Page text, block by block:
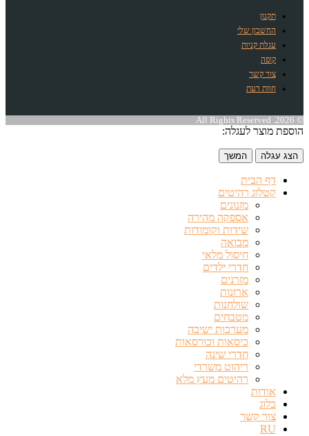
תקנון
החשבון שלי
עגלת קניות
קופה
צור קשר
חוות דעת
© 2026. All Rights Reserved
הוספת מוצר לעגלה:
הצג עגלה המשך
דף הבית
קטלוג רהיטים
מזנונים
אספקה מהירה
שידות וקומודות
מבואה
חיסול מלאי
חדרי ילדים
מזרנים
ארונות
שולחנות
מטבחים
מערכות ישיבה
כיסאות וכורסאות
חדרי שינה
ריהוט משרדי
רהיטים מעץ מלא
אודות
בלוג
צור קשר
RU